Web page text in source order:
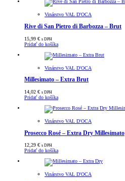
Vinárstvo VAL D'OCA
Rive di San Pietro di Barbozza – Brut
15,99 € s DPH
Pridať do košíka
Vinárstvo VAL D'OCA
Millesimato – Extra Brut
14,02 € s DPH
Pridať do košíka
Vinárstvo VAL D'OCA
Prosecco Rosé – Extra Dry Millesimato
12,29 € s DPH
Pridať do košíka
Vinárstvo VAL D'OCA